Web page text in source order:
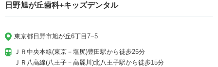
日野旭が丘歯科+キッズデンタル
東京都日野市旭が丘6丁目7−5
ＪＲ中央本線(東京－塩尻)豊田駅から徒歩25分
ＪＲ八高線(八王子－高麗川)北八王子駅から徒歩15分